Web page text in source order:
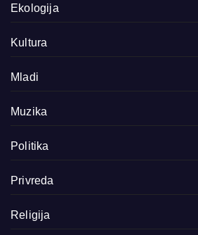
Ekologija
Kultura
Mladi
Muzika
Politika
Privreda
Religija